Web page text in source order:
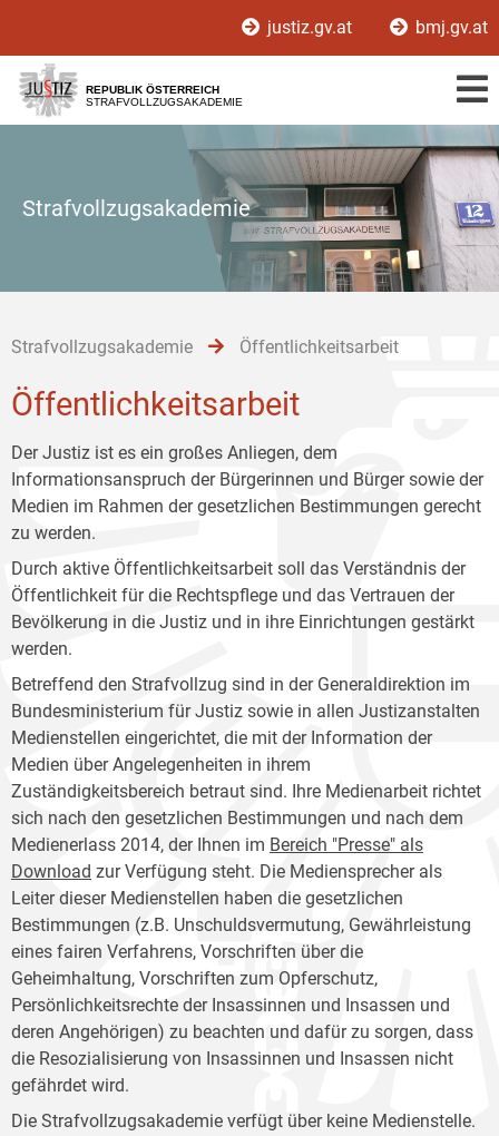
[1]
[2]
[3]
justiz.gv.at bmj.gv.at
REPUBLIK ÖSTERREICH
STRAFVOLLZUGSAKADEMIE
Strafvollzugsakademie
Strafvollzugsakademie Öffentlichkeitsarbeit
Öffentlichkeitsarbeit
Der Justiz ist es ein großes Anliegen, dem
Informationsanspruch der Bürgerinnen und Bürger sowie der
Medien im Rahmen der gesetzlichen Bestimmungen gerecht
zu werden.
Durch aktive Öffentlichkeitsarbeit soll das Verständnis der
Öffentlichkeit für die Rechtspflege und das Vertrauen der
Bevölkerung in die Justiz und in ihre Einrichtungen gestärkt
werden.
Betreffend den Strafvollzug sind in der Generaldirektion im
Bundesministerium für Justiz sowie in allen Justizanstalten
Medienstellen eingerichtet, die mit der Information der
Medien über Angelegenheiten in ihrem
Zuständigkeitsbereich betraut sind. Ihre Medienarbeit richtet
sich nach den gesetzlichen Bestimmungen und nach dem
Medienerlass 2014, der Ihnen im Bereich "Presse" als
Download zur Verfügung steht. Die Mediensprecher als
Leiter dieser Medienstellen haben die gesetzlichen
Bestimmungen (z.B. Unschuldsvermutung, Gewährleistung
eines fairen Verfahrens, Vorschriften über die
Geheimhaltung, Vorschriften zum Opferschutz,
Persönlichkeitsrechte der Insassinnen und Insassen und
deren Angehörigen) zu beachten und dafür zu sorgen, dass
die Resozialisierung von Insassinnen und Insassen nicht
gefährdet wird.
Die Strafvollzugsakademie verfügt über keine Medienstelle.